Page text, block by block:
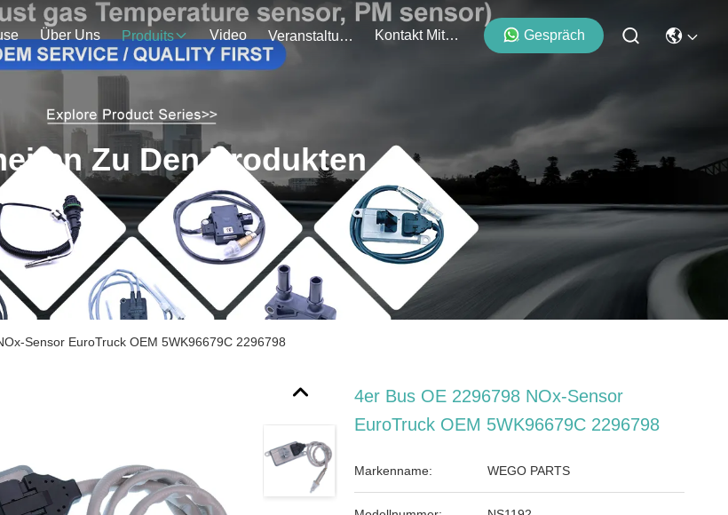
Über Uns Produits Video Veranstaltungen Kontakt Mit Uns Gespräch
Zu Den Produkten
Sensor EuroTruck OEM 5WK96679C 2296798
4er Bus OE 2296798 NOx-Sensor
EuroTruck OEM 5WK96679C 2296798
Markenname: WEGO PARTS